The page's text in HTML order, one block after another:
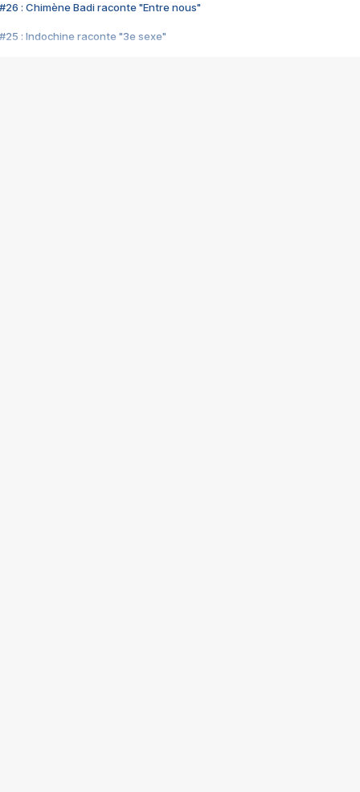
#26 : Chimène Badi raconte "Entre nous"
#25 : Indochine raconte "3e sexe"